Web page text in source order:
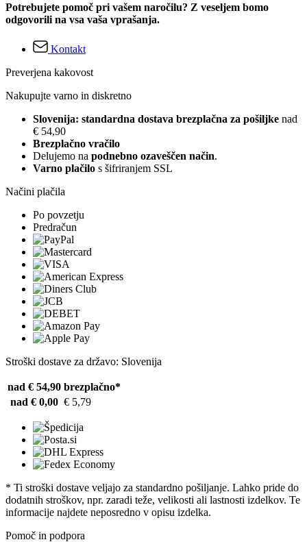
Potrebujete pomoč pri vašem naročilu? Z veseljem bomo
odgovorili na vsa vaša vprašanja.
Kontakt
Preverjena kakovost
Nakupujte varno in diskretno
Slovenija: standardna dostava brezplačna za pošiljke nad
€ 54,90
Brezplačno vračilo
Delujemo na podnebno ozaveščen način.
Varno plačilo s šifriranjem SSL
Načini plačila
Po povzetju
Predračun
Stroški dostave za državo: Slovenija
nad € 54,90 brezplačno*
nad € 0,00 € 5,79
* Ti stroški dostave veljajo za standardno pošiljanje. Lahko pride do
dodatnih stroškov, npr. zaradi teže, velikosti ali lastnosti izdelkov. Te
informacije najdete neposredno v opisu izdelka.
Pomoč in podpora